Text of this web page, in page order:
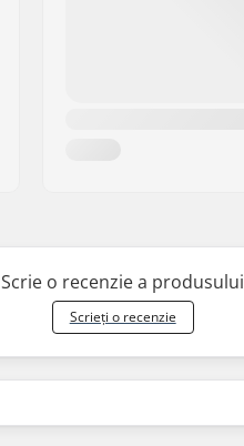
Scrie o recenzie a produsului
Scrieți o recenzie